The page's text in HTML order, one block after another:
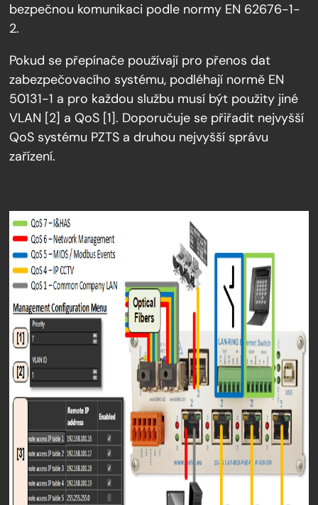
bezpečnou komunikaci podle normy EN 62676-1-
2.
Pokud se přepínače používají pro přenos dat
zabezpečovacího systému, podléhají normě EN
50131-1 a pro každou službu musí být použity jiné
VLAN [2] a QoS [1]. Doporučuje se přiřadit nejvyšší
QoS systému PZTS a druhou nejvyšší správu
zařízení.